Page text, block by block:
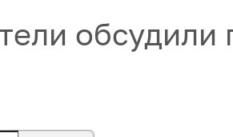
обсудили